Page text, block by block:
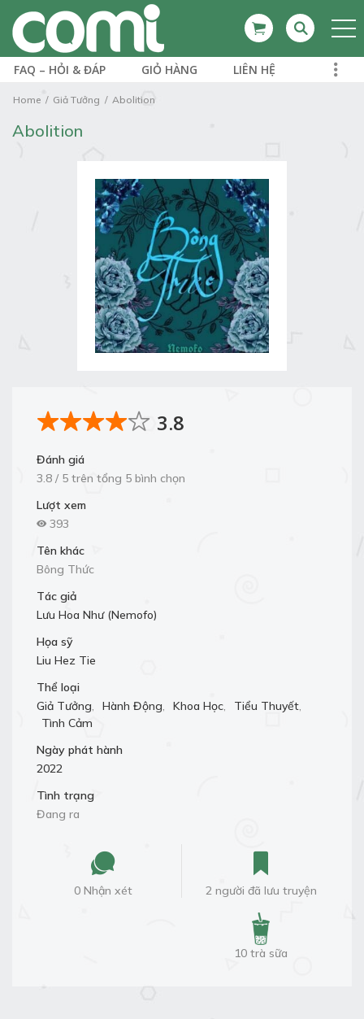
FAQ – HỎI & ĐÁP GIỎ HÀNG LIÊN HỆ
Home Giả Tưởng Abolition
Abolition
3.8
Đánh giá
3.8 / 5 trên tổng 5 bình chọn
Lượt xem
393
Tên khác
Bông Thức
Tác giả
Lưu Hoa Như (Nemofo)
Họa sỹ
Liu Hez Tie
Thể loại
Giả Tưởng, Hành Động, Khoa Học, Tiểu Thuyết,
Tình Cảm
Ngày phát hành
2022
Tình trạng
Đang ra
0 Nhận xét 2 người đã lưu truyện
10 trà sữa